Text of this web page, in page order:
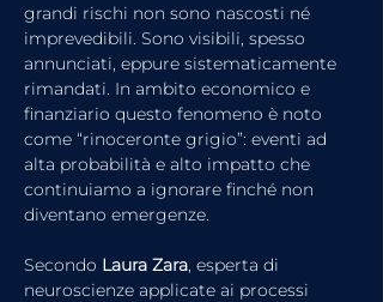
grandi rischi non sono nascosti né
imprevedibili. Sono visibili, spesso
annunciati, eppure sistematicamente
rimandati. In ambito economico e
finanziario questo fenomeno è noto
come “rinoceronte grigio”: eventi ad
alta probabilità e alto impatto che
continuiamo a ignorare finché non
diventano emergenze.
Secondo Laura Zara , esperta di
neuroscienze applicate ai processi